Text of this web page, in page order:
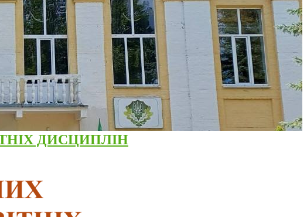
ДИСЦИПЛІН